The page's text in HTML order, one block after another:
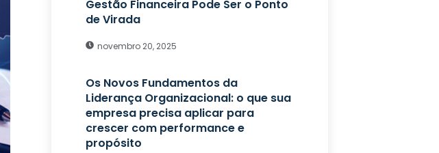
Gestão Financeira Pode Ser o Ponto
de Virada
novembro 20, 2025
Os Novos Fundamentos da
Liderança Organizacional: o que sua
empresa precisa aplicar para
crescer com performance e
propósito